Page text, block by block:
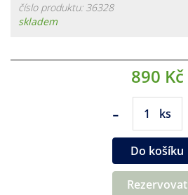
číslo produktu: 36328
skladem
890 Kč
- ks
Do košíku
Rezervovat